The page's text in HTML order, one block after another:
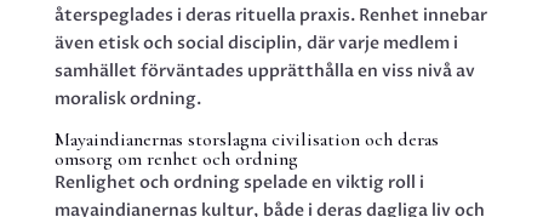
återspeglades i deras rituella praxis. Renhet innebar
även etisk och social disciplin, där varje medlem i
samhället förväntades upprätthålla en viss nivå av
moralisk ordning.
Mayaindianernas storslagna civilisation och deras
omsorg om renhet och ordning
Renlighet och ordning spelade en viktig roll i
mayaindianernas kultur, både i deras dagliga liv och